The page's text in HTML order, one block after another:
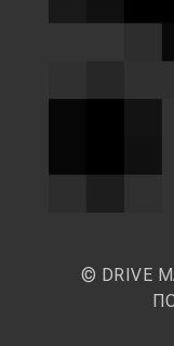
© DRIVE